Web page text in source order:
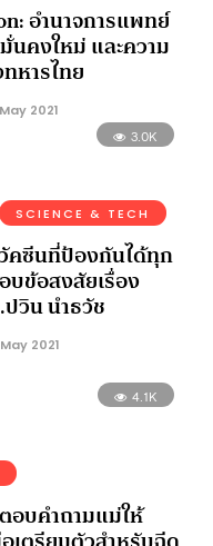
อำนาจการแพทย์
นคงใหม่ และความ
หารไทย
2021
3.0K
SCIENCE & TECH
คซีนที่ป้องกันได้ทุก
บข้อสงสัยเรื่อง
วิน นำธวัช
2021
4.1K
อบคำถามแม่ให้